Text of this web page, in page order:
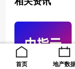
首页 地产数